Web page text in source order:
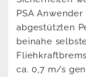
PSA
abgestützten
beinahe
ca. 0,7 m/s